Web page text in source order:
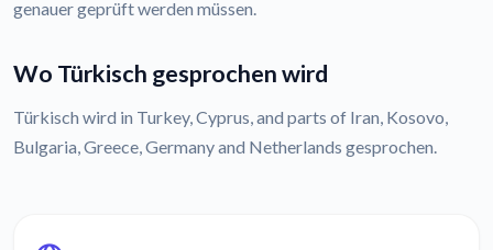
genauer geprüft werden müssen.
Wo Türkisch gesprochen wird
Türkisch wird in Turkey, Cyprus, and parts of Iran, Kosovo,
Bulgaria, Greece, Germany and Netherlands gesprochen.